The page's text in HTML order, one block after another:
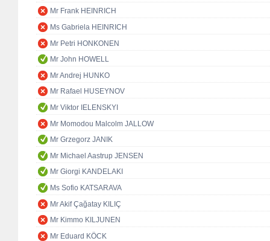
Mr Frank HEINRICH
Ms Gabriela HEINRICH
Mr Petri HONKONEN
Mr John HOWELL
Mr Andrej HUNKO
Mr Rafael HUSEYNOV
Mr Viktor IELENSKYI
Mr Momodou Malcolm JALLOW
Mr Grzegorz JANIK
Mr Michael Aastrup JENSEN
Mr Giorgi KANDELAKI
Ms Sofio KATSARAVA
Mr Akif Çağatay KILIÇ
Mr Kimmo KILJUNEN
Mr Eduard KÖCK